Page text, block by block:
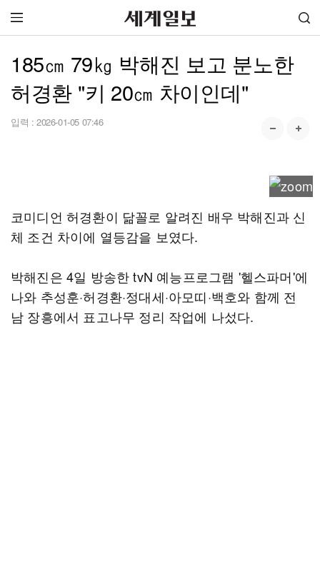
185㎝ 79㎏ 박해진 보고 분노한
허경환 "키 20㎝ 차이인데"
입력 : 2026-01-05 07:46
코미디언 허경환이 닮꼴로 알려진 배우 박해진과 신
체 조건 차이에 열등감을 보였다.
박해진은 4일 방송한 tvN 예능프로그램 '헬스파머'에
나와 추성훈·허경환·정대세·아모띠·백호와 함께 전
남 장흥에서 표고나무 정리 작업에 나섰다.